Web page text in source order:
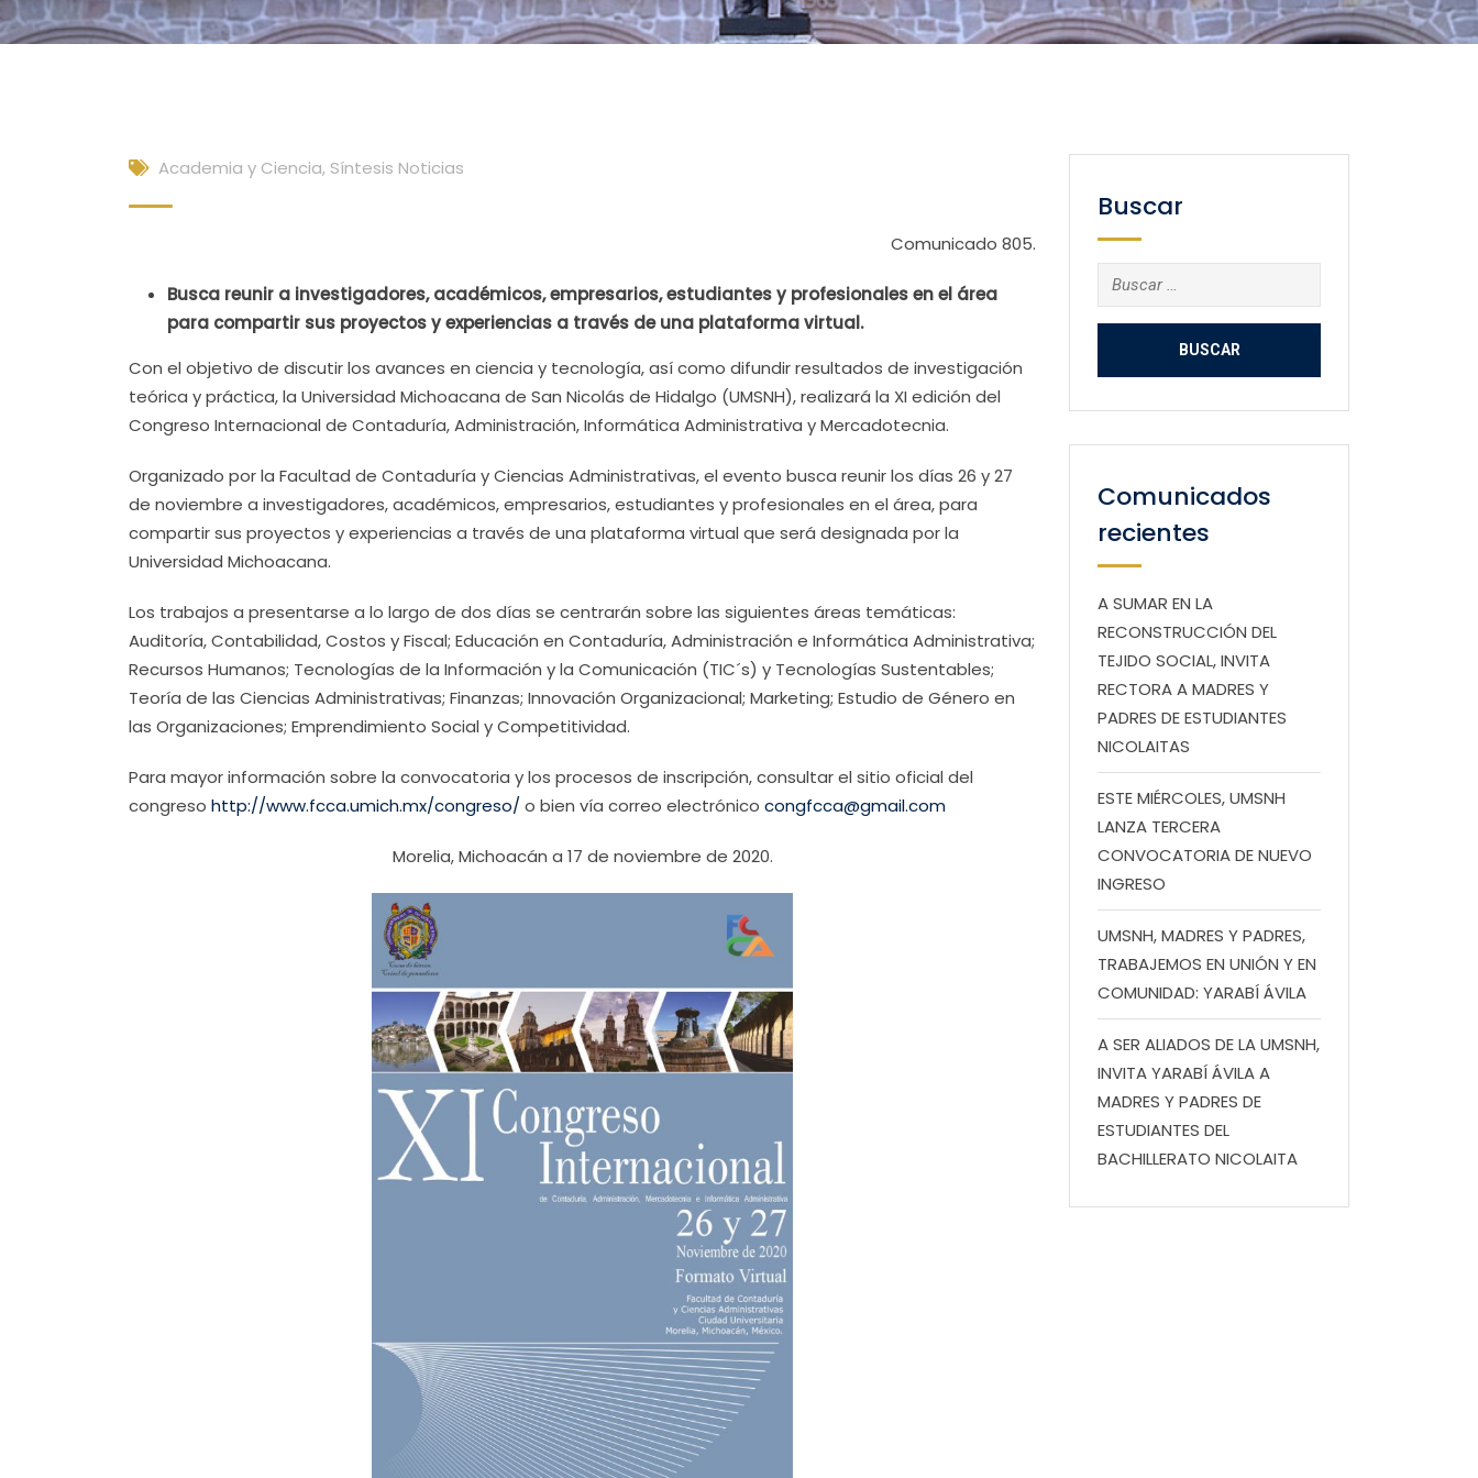
Academia y Ciencia, Síntesis Noticias
Comunicado 805.
Busca reunir a investigadores, académicos, empresarios, estudiantes y profesionales en el área
para compartir sus proyectos y experiencias a través de una plataforma virtual.
Con el objetivo de discutir los avances en ciencia y tecnología, así como difundir resultados de investigación
teórica y práctica, la Universidad Michoacana de San Nicolás de Hidalgo (UMSNH), realizará la XI edición del
Congreso Internacional de Contaduría, Administración, Informática Administrativa y Mercadotecnia.
Organizado por la Facultad de Contaduría y Ciencias Administrativas, el evento busca reunir los días 26 y 27
de noviembre a investigadores, académicos, empresarios, estudiantes y profesionales en el área, para
compartir sus proyectos y experiencias a través de una plataforma virtual que será designada por la
Universidad Michoacana.
Los trabajos a presentarse a lo largo de dos días se centrarán sobre las siguientes áreas temáticas:
Auditoría, Contabilidad, Costos y Fiscal; Educación en Contaduría, Administración e Informática Administrativa;
Recursos Humanos; Tecnologías de la Información y la Comunicación (TIC´s) y Tecnologías Sustentables;
Teoría de las Ciencias Administrativas; Finanzas; Innovación Organizacional; Marketing; Estudio de Género en
las Organizaciones; Emprendimiento Social y Competitividad.
Para mayor información sobre la convocatoria y los procesos de inscripción, consultar el sitio oficial del
congreso http://www.fcca.umich.mx/congreso/ o bien vía correo electrónico congfcca@gmail.com
Morelia, Michoacán a 17 de noviembre de 2020.
Buscar
Buscar:
Comunicados
recientes
A SUMAR EN LA
RECONSTRUCCIÓN DEL
TEJIDO SOCIAL, INVITA
RECTORA A MADRES Y
PADRES DE ESTUDIANTES
NICOLAITAS
ESTE MIÉRCOLES, UMSNH
LANZA TERCERA
CONVOCATORIA DE NUEVO
INGRESO
UMSNH, MADRES Y PADRES,
TRABAJEMOS EN UNIÓN Y EN
COMUNIDAD: YARABÍ ÁVILA
A SER ALIADOS DE LA UMSNH,
INVITA YARABÍ ÁVILA A
MADRES Y PADRES DE
ESTUDIANTES DEL
BACHILLERATO NICOLAITA